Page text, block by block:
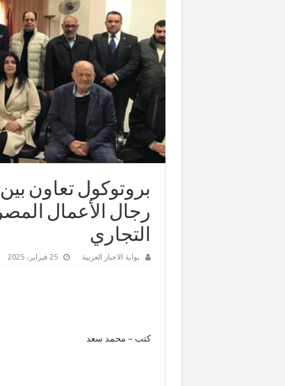
بروتوكول تعاون
رجال الأعمال
التجاري
بوابة الاخبار العربية 25 فبراير، 2025
كتب – محمد سعد